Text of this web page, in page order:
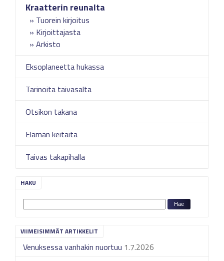
Kraatterin reunalta
Tuorein kirjoitus
Kirjoittajasta
Arkisto
Eksoplaneetta hukassa
Tarinoita taivasalta
Otsikon takana
Elämän keitaita
Taivas takapihalla
HAKU
VIIMEISIMMÄT ARTIKKELIT
Venuksessa vanhakin nuortuu 1.7.2026